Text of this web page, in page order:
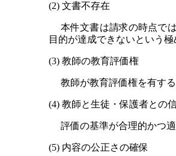
(2) 文書不存在
本件文書は請求の時点では
目的が達成できないという
(3) 教師の教育評価権
教師が教育評価権を有する
(4) 教師と生徒・保護者との
評価の基準が合理的かつ適
(5) 内容の公正さの確保